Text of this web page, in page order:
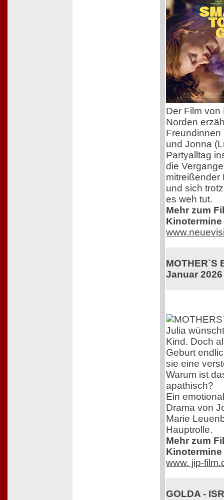
Der Film von
Norden
Freundinnen
und Jonna
Partyalltag
die
mitreißender
und sich
es weh tut.
Mehr zum
MOTHER`S
Januar 2026
Julia
Kind. Doch
Geburt
sie eine
Warum ist
apathisch?
Ein
Drama von
Marie
Hauptrolle.
Mehr zum
www. jip-
GOLDA -